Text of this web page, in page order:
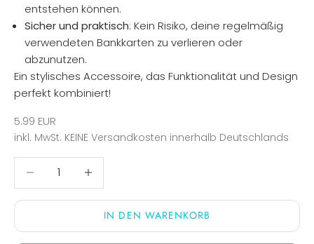
entstehen können.
Sicher und praktisch: Kein Risiko, deine regelmäßig
verwendeten Bankkarten zu verlieren oder
abzunutzen.
Ein stylisches Accessoire, das Funktionalität und Design
perfekt kombiniert!
Angebot
5.99 EUR
inkl. MwSt. KEINE Versandkosten innerhalb Deutschlands
Anzahl verringern
IN DEN WARENKORB